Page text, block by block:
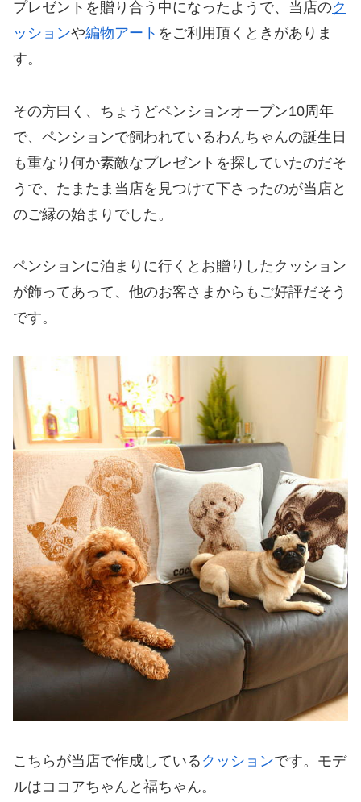
プレゼントを贈り合う中になったようで、当店のク
ッションや編物アート をご利用頂くときがありま
す。
その方曰く、ちょうどペンションオープン10周年
で、ペンションで飼われているわんちゃんの誕生日
も重なり何か素敵なプレゼントを探していたのだそ
うで、たまたま当店を見つけて下さったのが当店と
のご縁の始まりでした。
ペンションに泊まりに行くとお贈りしたクッション
が飾ってあって、他のお客さまからもご好評だそう
です。
こちらが当店で作成している クッションです。モデ
ルはココアちゃんと福ちゃん。